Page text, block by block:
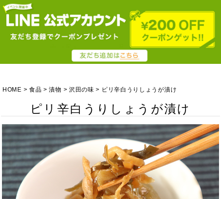
HOME 食品 漬物 沢田の味 ピリ辛白うりしょうが漬け
ピリ辛白うりしょうが漬け